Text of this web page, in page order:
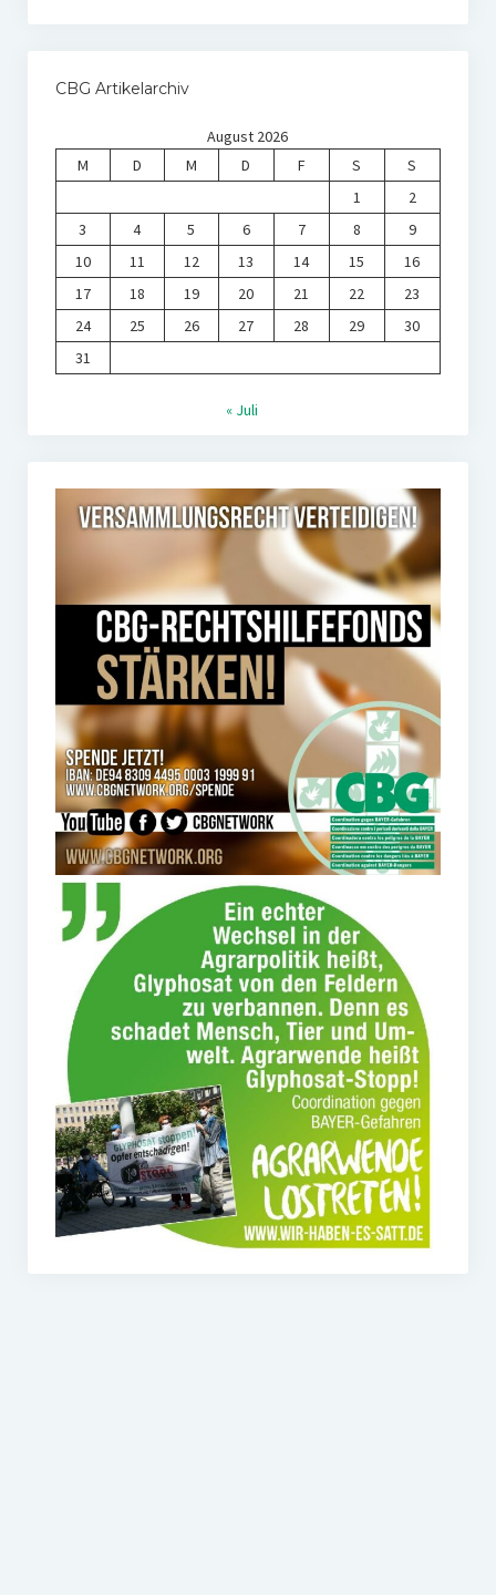
CBG Artikelarchiv
August 2026
M
D M D F S
S
1
2
3
4 5 6 7 8
9
10
11 12 13 14 15
16
17
18 19 20 21 22
23
24
25 26 27 28 29
30
31
« Juli